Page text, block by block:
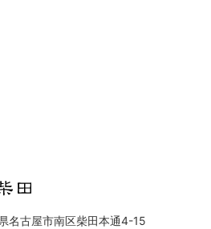
名古屋市南区柴田本通4-15